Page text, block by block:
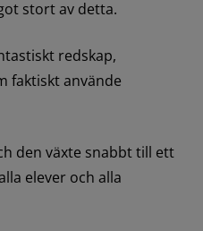
stort av detta.
redskap,
faktiskt använde
den växte snabbt till ett
elever och alla